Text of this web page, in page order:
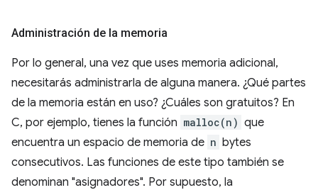
Administración de la memoria
Por lo general, una vez que uses memoria adicional,
necesitarás administrarla de alguna manera. ¿Qué partes
de la memoria están en uso? ¿Cuáles son gratuitos? En
C, por ejemplo, tienes la función malloc(n) que
encuentra un espacio de memoria de n bytes
consecutivos. Las funciones de este tipo también se
denominan "asignadores". Por supuesto, la